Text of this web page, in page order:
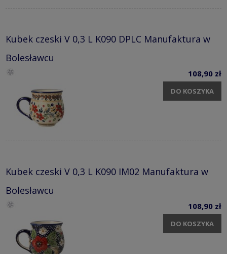
Kubek czeski V 0,3 L K090 DPLC Manufaktura w
Bolesławcu
108,90 zł
DO KOSZYKA
Kubek czeski V 0,3 L K090 IM02 Manufaktura w
Bolesławcu
108,90 zł
DO KOSZYKA